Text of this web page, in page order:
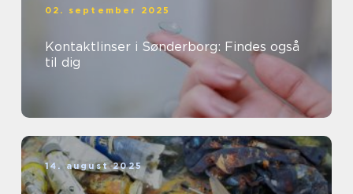
02. september 2025
Kontaktlinser i Sønderborg: Findes også
til dig
14. august 2025